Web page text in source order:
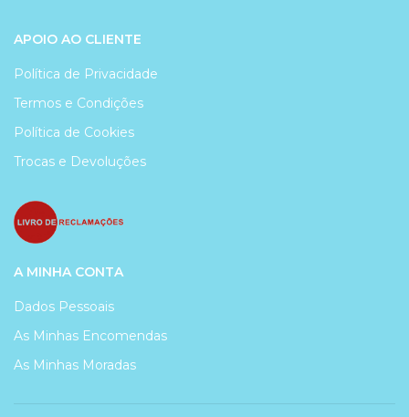
APOIO AO CLIENTE
Política de Privacidade
Termos e Condições
Política de Cookies
Trocas e Devoluções
A MINHA CONTA
Dados Pessoais
As Minhas Encomendas
As Minhas Moradas